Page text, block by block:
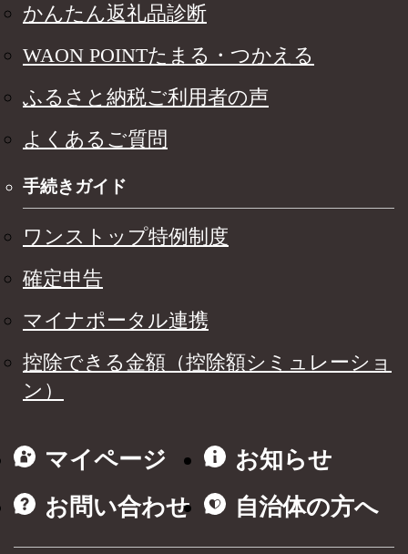
かんたん返礼品診断
WAON POINTたまる・つかえる
ふるさと納税ご利用者の声
よくあるご質問
手続きガイド
ワンストップ特例制度
確定申告
マイナポータル連携
控除できる金額（控除額シミュレーショ
ン）
マイページ
お知らせ
お問い合わせ
自治体の方へ